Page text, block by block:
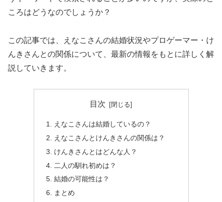
ころはどうなのでしょうか？
この記事では、えなこさんの結婚状況やプロゲーマー・け
んきさんとの関係について、最新の情報をもとに詳しく解
説していきます。
目次
えなこさんは結婚しているの？
えなこさんとけんきさんの関係は？
けんきさんとはどんな人？
二人の馴れ初めは？
結婚の可能性は？
まとめ